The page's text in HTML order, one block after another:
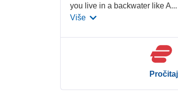
you live in a backwater like A...
Više